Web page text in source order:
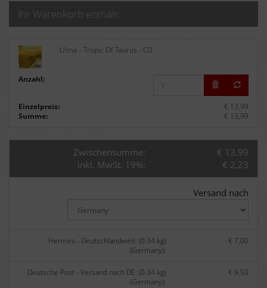
Ihr Warenkorb enthält:
Ulme - Tropic Of Taurus - CD
Anzahl:
Einzelpreis:
€ 13,99
Summe:
€ 13,99
Zwischensumme:
€ 13,99
inkl. MwSt. 19%:
€ 2,23
Versand nach
Hermes - Deutschlandweit: (0.34 kg)
(Germany):
€ 7,00
Deutsche Post - Versand nach DE: (0.34 kg)
(Germany):
€ 9,50